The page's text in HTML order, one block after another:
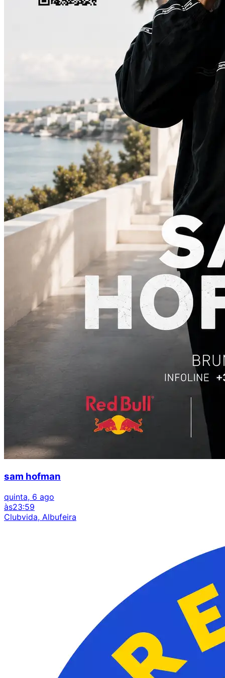
sam hofman
quinta, 6 ago
às23:59
Clubvida, Albufeira